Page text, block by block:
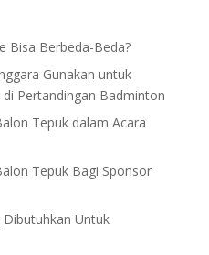
Bisa Berbeda-Beda?
Gunakan untuk
Pertandingan Badminton
Tepuk dalam Acara
Tepuk Bagi Sponsor
Dibutuhkan Untuk